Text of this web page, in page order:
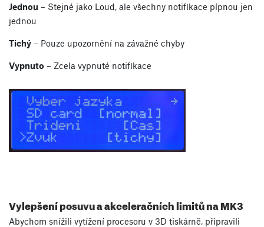
Jednou – Stejné jako Loud, ale všechny notifikace pípnou jen
jednou
Tichý – Pouze upozornění na závažné chyby
Vypnuto – Zcela vypnuté notifikace
Vylepšení posuvu a akceleračních limitů na MK3
Abychom snížili vytížení procesoru v 3D tiskárně, připravili